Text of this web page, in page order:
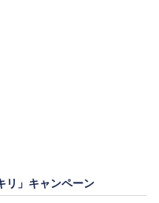
リ」キャンペーン